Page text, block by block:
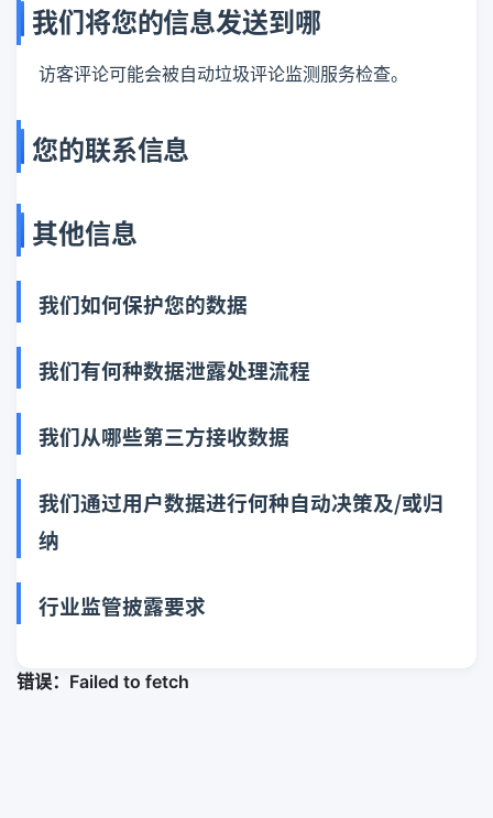
我们将您的信息发送到哪
访客评论可能会被自动垃圾评论监测服务检查。
您的联系信息
其他信息
我们如何保护您的数据
我们有何种数据泄露处理流程
我们从哪些第三方接收数据
我们通过用户数据进行何种自动决策及/或归
纳
行业监管披露要求